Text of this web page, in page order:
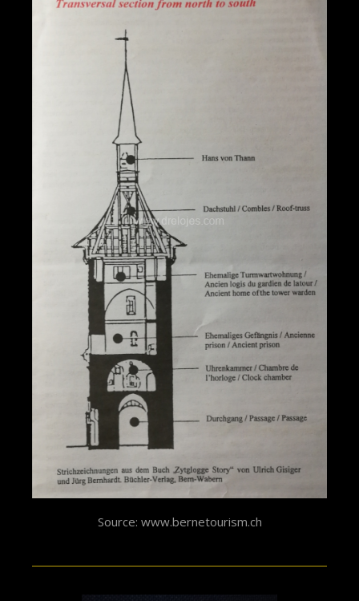
Source: www.bernetourism.ch